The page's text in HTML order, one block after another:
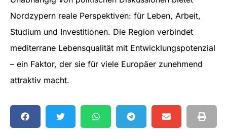
Nordzypern reale Perspektiven: für Leben, Arbeit,
Studium und Investitionen. Die Region verbindet
mediterrane Lebensqualität mit Entwicklungspotenzial
– ein Faktor, der sie für viele Europäer zunehmend
attraktiv macht.